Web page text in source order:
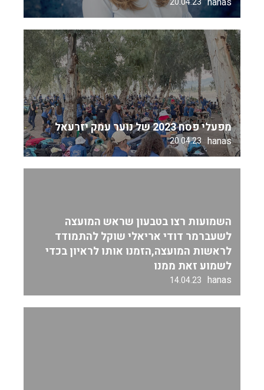
מפעלי פסח 2023 של נוער עמק יזרעאל
hanas
20.04.23
השמועות רצו בטבעון שראש המועצה
לשעברמר דודי אריאלי שוקל להתמודד
לראשות המועצה,הזמנו אותו לראיון בכדי
לשמוע זאת ממנו
hanas
14.04.23